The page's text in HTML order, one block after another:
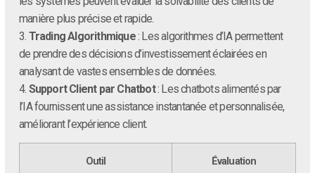
manière plus précise et rapide.
3. Trading Algorithmique: Les algorithmes d’IA permettent
de prendre des décisions d’investissement éclairées en
analysant de vastes ensembles de données.
4. Support Client par Chatbot: Les chatbots alimentés par
l’IA fournissent une assistance instantanée et personnalisée,
améliorant l’expérience client.
Outil Évaluation